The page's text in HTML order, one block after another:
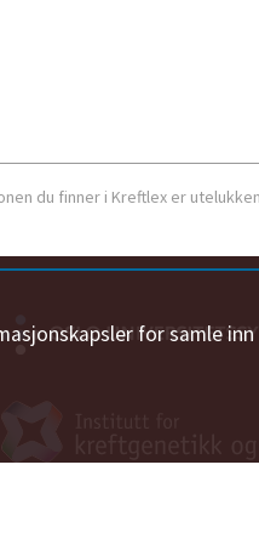
for samle
du finner i Kreftlex er